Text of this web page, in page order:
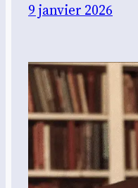
9 janvier 2026